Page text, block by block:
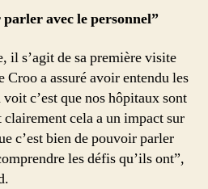
avec le personnel”
il s’agit de sa première visite
a assuré avoir entendu les
c’est que nos hôpitaux sont
clairement cela a un impact sur
c’est bien de pouvoir parler
les défis qu’ils ont”,